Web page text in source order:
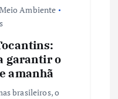
Meio Ambiente
garantir o
amanhã
brasileiros, o